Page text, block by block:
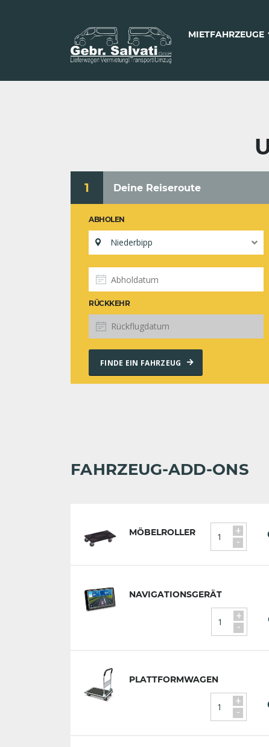
MIETFAHRZEUGE
1 Deine Reiseroute
ABHOLEN
Niederbipp
RÜCKKEHR
FINDE EIN FAHRZEUG
FAHRZEUG-ADD-ONS
MÖBELROLLER +
-
NAVIGATIONSGERÄT
+
-
PLATTFORMWAGEN
+
-